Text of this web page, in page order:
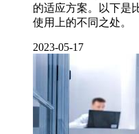
的适应方案。以下是
使用上的不同之处。
2023-05-17